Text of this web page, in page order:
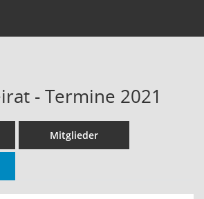
- Termine 2021
Mitglieder